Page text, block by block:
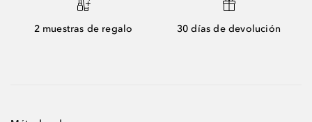
2 muestras de regalo 30 días de devolución